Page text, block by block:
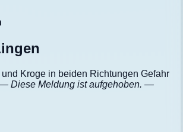
Kroge in beiden Richtungen Gefahr
Diese Meldung ist aufgehoben. —